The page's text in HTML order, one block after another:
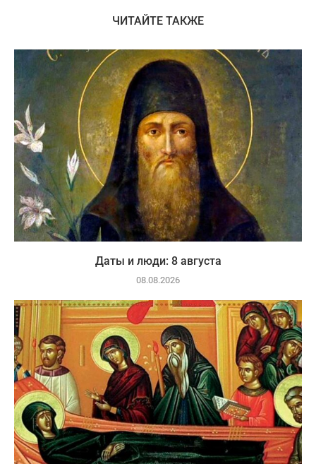
ЧИТАЙТЕ ТАКЖЕ
Даты и люди: 8 августа
08.08.2026